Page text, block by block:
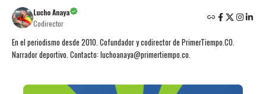
Lucho Anaya
Codirector
En el periodismo desde 2010. Cofundador y codirector de PrimerTiempo.CO.
Narrador deportivo. Contacto: luchoanaya@primertiempo.co.